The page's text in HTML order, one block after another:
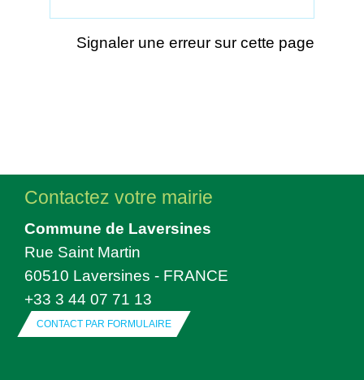
Signaler une erreur sur cette page
Contactez votre mairie
Commune de Laversines
Rue Saint Martin
60510 Laversines - FRANCE
+33 3 44 07 71 13
CONTACT PAR FORMULAIRE